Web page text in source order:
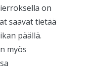
on
saavat tietää
päällä.
myös